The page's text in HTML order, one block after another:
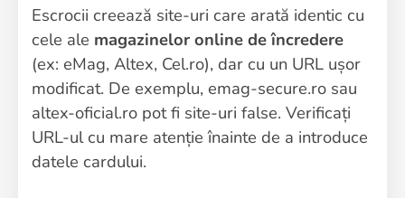
Escrocii creează site-uri care arată identic cu
cele ale magazinelor online de încredere
(ex: eMag, Altex, Cel.ro), dar cu un URL ușor
modificat. De exemplu, emag-secure.ro sau
altex-oficial.ro pot fi site-uri false. Verificați
URL-ul cu mare atenție înainte de a introduce
datele cardului.